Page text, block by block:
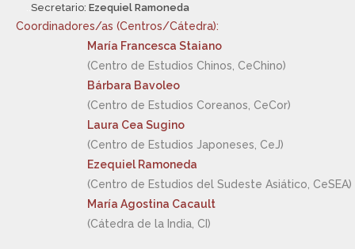
Secretario: Ezequiel Ramoneda
Coordinadores/as (Centros/Cátedra):
María Francesca Staiano
(Centro de Estudios Chinos, CeChino)
Bárbara Bavoleo
(Centro de Estudios Coreanos, CeCor)
Laura Cea Sugino
(Centro de Estudios Japoneses, CeJ)
Ezequiel Ramoneda
(Centro de Estudios del Sudeste Asiático, CeSEA)
María Agostina Cacault
(Cátedra de la India, CI)